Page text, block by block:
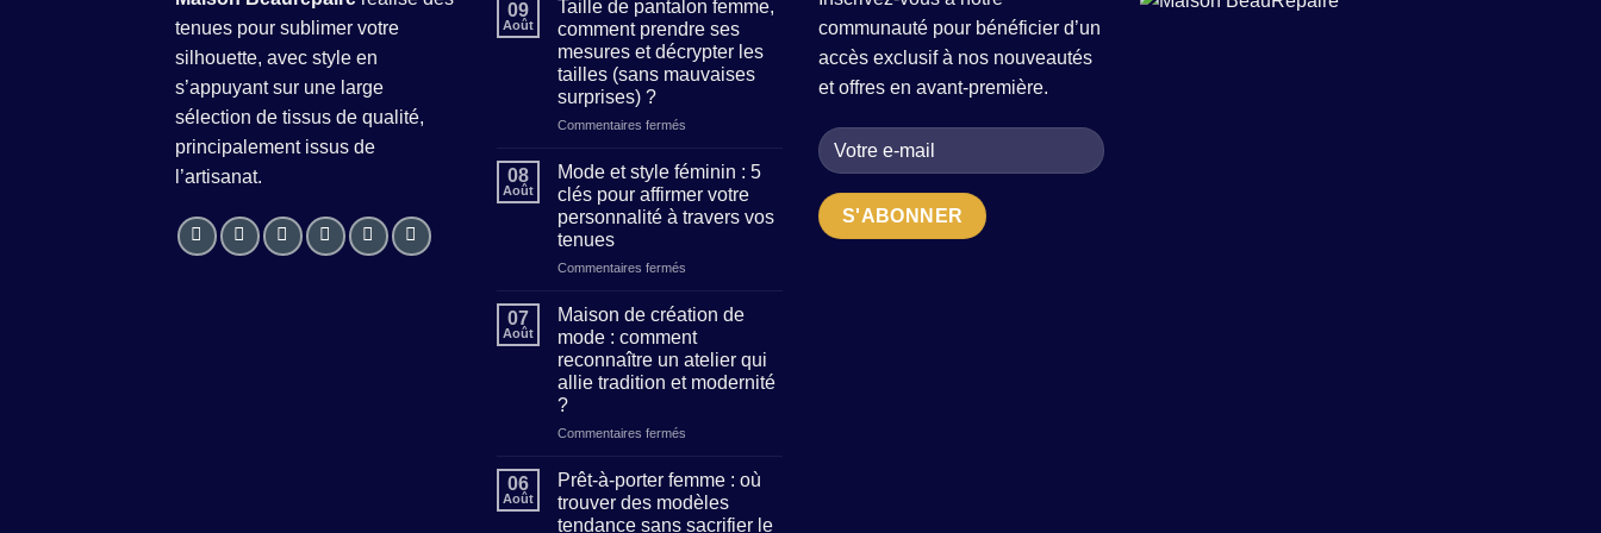
tenues pour sublimer votre
silhouette, avec style en
s’appuyant sur une large
sélection de tissus de qualité,
principalement issus de
l’artisanat.
09
Août
Taille de pantalon femme,
comment prendre ses
mesures et décrypter les
tailles (sans mauvaises
surprises) ?
Commentaires fermés
de
pantalon
femme,
comment
et
les
tailles
(sans
08
Août
Mode et style féminin : 5
clés pour affirmer votre
personnalité à travers vos
tenues
Commentaires fermés
et
style
féminin
:
5
personnalité
à
travers
07
Août
Maison de création de
mode : comment
reconnaître un atelier qui
allie tradition et modernité
?
Commentaires fermés
de
création
de
06
Août
Prêt-à-porter femme : où
trouver des modèles
tendance sans sacrifier le
communauté pour bénéficier d’un
accès exclusif à nos nouveautés
et offres en avant-première.